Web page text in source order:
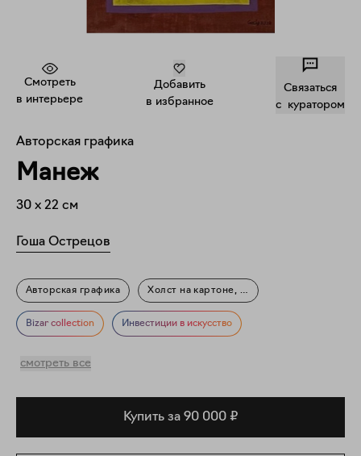
Смотреть
в интерьере
Добавить
в избранное
Связаться
c куратором
Авторская графика
Манеж
30 x 22 см
Гоша Острецов
Авторская графика Холст на картоне, акрил
Фигуративное искусство Архитектура
Bizar collection Инвестиции в искусство
смотреть все
Купить за 90 000 ₽